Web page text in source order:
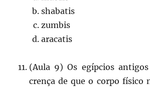
shabatis
zumbis
aracatis
(Aula 9) Os egípcios
crença de que o corpo físico